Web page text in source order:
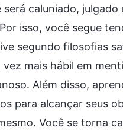
caluniado, julgado
isso, você segue
segundo filosofias
mais hábil em
Além disso,
para alcançar seus
Você se torna